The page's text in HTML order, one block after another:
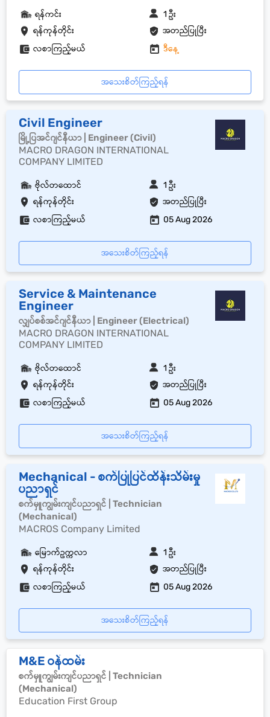
ရန်ကုန်တိုင်း အတည်ပြုပြီး
ရန်ကင်း 1 ဦး
လစာကြည့်မယ် ဒီနေ့
အသေးစိတ်ကြည့်ရန်
Civil Engineer
မြို့ပြအင်ဂျင်နီယာ | Engineer (Civil)
MACRO DRAGON INTERNATIONAL
COMPANY LIMITED
ရန်ကုန်တိုင်း အတည်ပြုပြီး
ဗိုလ်တထောင် 1 ဦး
လစာကြည့်မယ် 05 Aug 2026
အသေးစိတ်ကြည့်ရန်
Service & Maintenance
Engineer
လျှပ်စစ်အင်ဂျင်နီယာ | Engineer (Electrical)
MACRO DRAGON INTERNATIONAL
COMPANY LIMITED
ရန်ကုန်တိုင်း အတည်ပြုပြီး
ဗိုလ်တထောင် 1 ဦး
လစာကြည့်မယ် 05 Aug 2026
အသေးစိတ်ကြည့်ရန်
Mechanical - စက်ပြုပြင်ထိန်းသိမ်းမှု
ပညာရှင်
စက်မှူကျွမ်းကျင်ပညာရှင် | Technician
(Mechanical)
MACROS Company Limited
ရန်ကုန်တိုင်း အတည်ပြုပြီး
မြောက်ဥက္ကလာ 1 ဦး
လစာကြည့်မယ် 05 Aug 2026
အသေးစိတ်ကြည့်ရန်
M&E ဝန်ထမ်း
စက်မှူကျွမ်းကျင်ပညာရှင် | Technician
(Mechanical)
Education First Group